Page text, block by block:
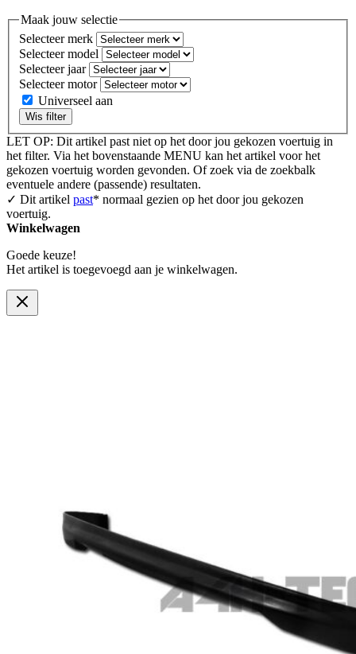
Maak jouw selectie
Selecteer merk
Selecteer model
Selecteer jaar
Selecteer motor
Universeel aan
Wis filter
LET OP: Dit artikel past niet op het door jou gekozen voertuig in
het filter. Via het bovenstaande MENU kan het artikel voor het
gekozen voertuig worden gevonden. Of zoek via de zoekbalk
eventuele andere (passende) resultaten.
✓ Dit artikel past* normaal gezien op het door jou gekozen
voertuig.
Winkelwagen
Goede keuze!
Het artikel is toegevoegd aan je winkelwagen.